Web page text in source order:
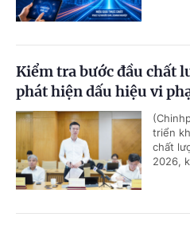
Kiểm tra bước đầu chất
phát hiện dấu hiệu vi
triển
chất
2026,